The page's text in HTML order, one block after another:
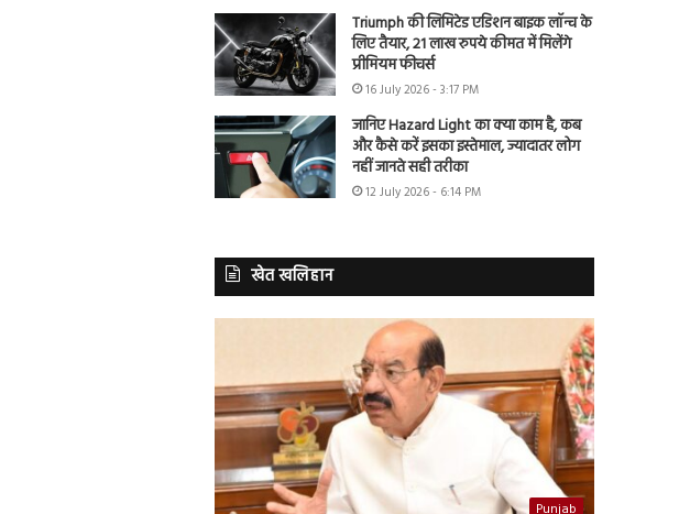
Triumph की लिमिटेड एडिशन बाइक लॉन्च के
लिए तैयार, 21 लाख रुपये कीमत में मिलेंगे
प्रीमियम फीचर्स
16 July 2026 - 3:17 PM
जानिए Hazard Light का क्या काम है, कब
और कैसे करें इसका इस्तेमाल, ज्यादातर लोग
नहीं जानते सही तरीका
12 July 2026 - 6:14 PM
खेत खलिहान
Punjab